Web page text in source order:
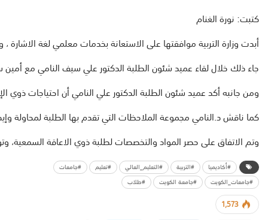
كتبت: نورةالغنام
أبدتوزارةالتربيةموافقتها علىالاستعانةبخدماتمعلميلغةالاشارة،
جاءذلك خلاللقاءعميدشئونالطلبةالدكتور عليسيفالناميمعأمين
ومنجانبهأكدعميدشئونالطلبةالدكتور عليالناميأناحتياجاتذويال
كما ناقشد.الناميمجموعةالملاحظاتالتيتقدمبها الطلبةلمحاولةوإ
وتمالاتفاقعلىحصر الموادوالتخصصاتلطلبةذويالاعاقةالسمعية، و
#أكاديميا #التربية #التعليم_العالي #تعليم
#جامعات
#جامعات_الكويت
#جامعة الكويت #طلاب
1,573